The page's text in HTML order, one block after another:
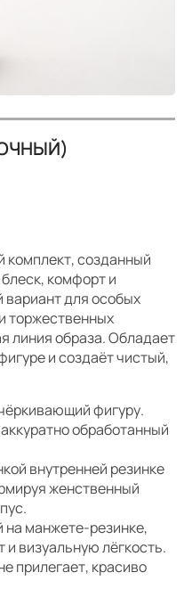
комплект, созданный
комфорт и
для особых
торжественных
линия образа. Обладает
и создаёт чистый,
фигуру.
обработанный
внутренней резинке
женственный
на манжете-резинке,
визуальную лёгкость.
прилегает, красиво